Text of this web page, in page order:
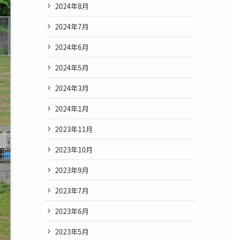
2024年8月
2024年7月
2024年6月
2024年5月
2024年3月
2024年1月
2023年11月
2023年10月
2023年9月
2023年7月
2023年6月
2023年5月